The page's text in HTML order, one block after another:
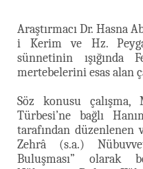
Araştırmacı Dr. Hasna
i Kerim ve Hz.
sünnetinin ışığında
mertebelerini esas alan
Söz konusu çalışma,
Türbesi’ne bağlı
tarafından düzenlenen
Zehrâ (s.a.)
Buluşması” olarak